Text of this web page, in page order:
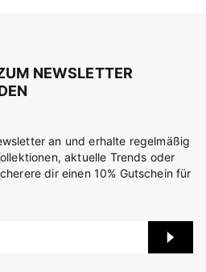
NEWSLETTER
an und erhalte regelmäßig
aktuelle Trends oder
dir einen 10% Gutschein für